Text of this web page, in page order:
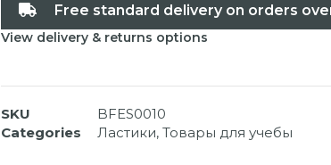
Free standard delivery on orders
View delivery & returns options
SKU
BFES0010
Categories
Ластики, Товары для учебы